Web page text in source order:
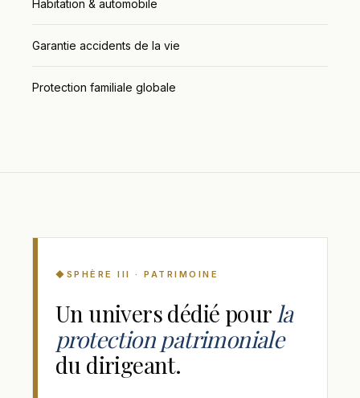
Habitation & automobile
Garantie accidents de la vie
Protection familiale globale
SPHÈRE III · PATRIMOINE
Un univers dédié pour la
protection patrimoniale
du dirigeant.